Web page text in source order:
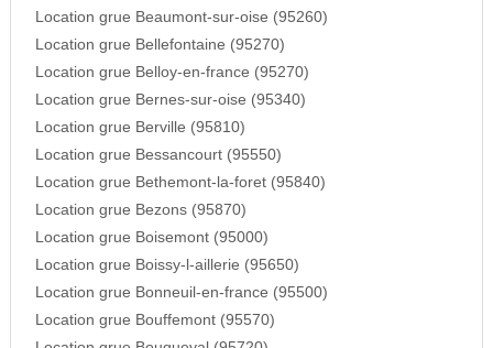
Location grue Beaumont-sur-oise (95260)
Location grue Bellefontaine (95270)
Location grue Belloy-en-france (95270)
Location grue Bernes-sur-oise (95340)
Location grue Berville (95810)
Location grue Bessancourt (95550)
Location grue Bethemont-la-foret (95840)
Location grue Bezons (95870)
Location grue Boisemont (95000)
Location grue Boissy-l-aillerie (95650)
Location grue Bonneuil-en-france (95500)
Location grue Bouffemont (95570)